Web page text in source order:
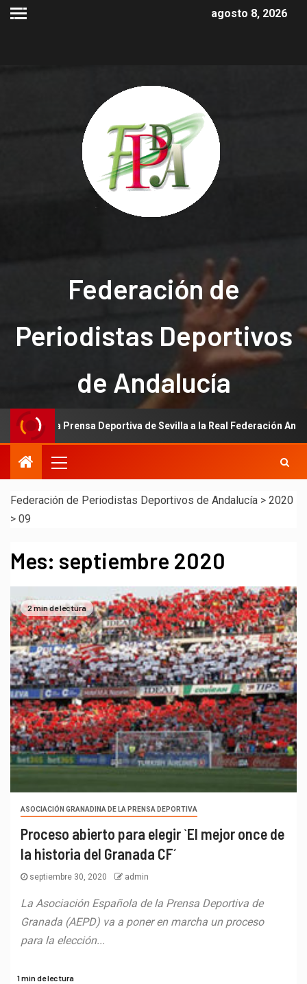
agosto 8, 2026
Federación de
Periodistas Deportivos
de Andalucía
la Prensa Deportiva de Sevilla a la Real Federación Andaluza
Federación de Periodistas Deportivos de Andalucía > 2020
> 09
Mes: septiembre 2020
2 min de lectura
ASOCIACIÓN GRANADINA DE LA PRENSA DEPORTIVA
Proceso abierto para elegir `El mejor once de
la historia del Granada CF´
septiembre 30, 2020 admin
La Asociación Española de la Prensa Deportiva de
Granada (AEPD) va a poner en marcha un proceso
para la elección...
1 min de lectura